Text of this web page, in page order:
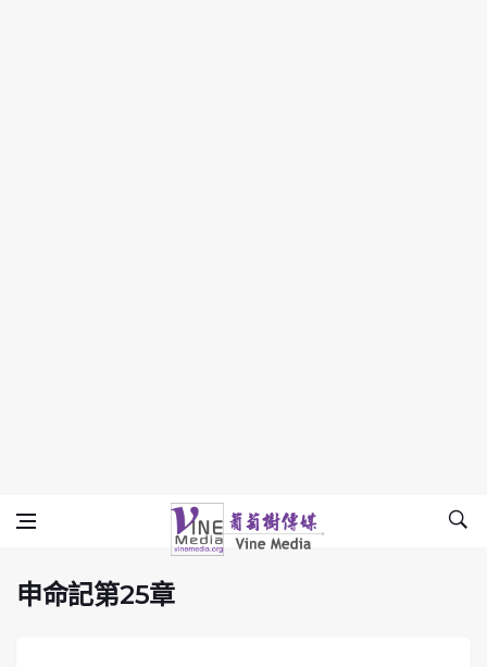
申命記第25章
Vine Media
葡萄樹傳媒
申命記第25章